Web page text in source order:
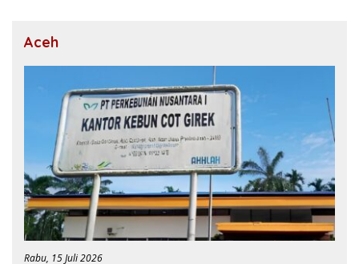
Aceh
Rabu, 15 Juli 2026